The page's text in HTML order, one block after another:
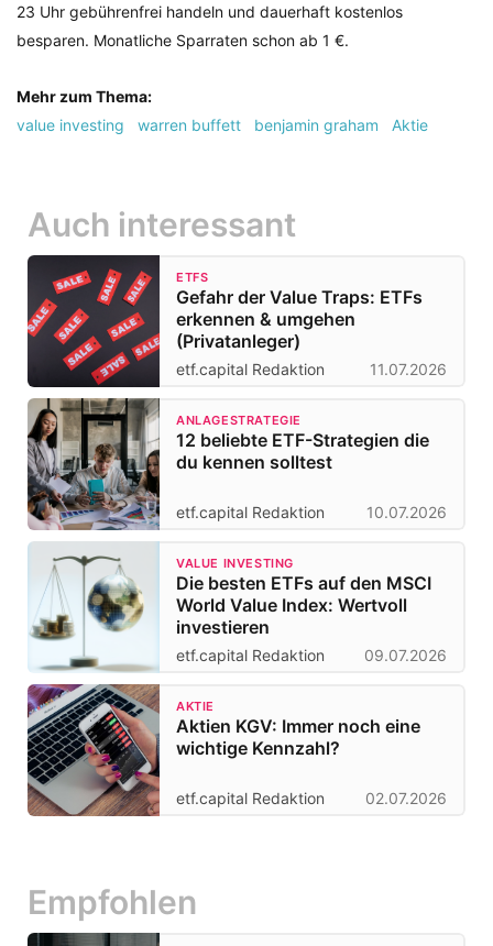
23 Uhr gebührenfrei handeln und dauerhaft kostenlos
besparen. Monatliche Sparraten schon ab 1 €.
Mehr zum Thema:
value investing
warren buffett benjamin graham Aktie
Auch interessant
ETFS
Gefahr der Value Traps: ETFs
erkennen & umgehen
(Privatanleger)
etf.capital Redaktion 11.07.2026
ANLAGESTRATEGIE
12 beliebte ETF-Strategien die
du kennen solltest
etf.capital Redaktion 10.07.2026
VALUE INVESTING
Die besten ETFs auf den MSCI
World Value Index: Wertvoll
investieren
etf.capital Redaktion 09.07.2026
AKTIE
Aktien KGV: Immer noch eine
wichtige Kennzahl?
etf.capital Redaktion 02.07.2026
Empfohlen